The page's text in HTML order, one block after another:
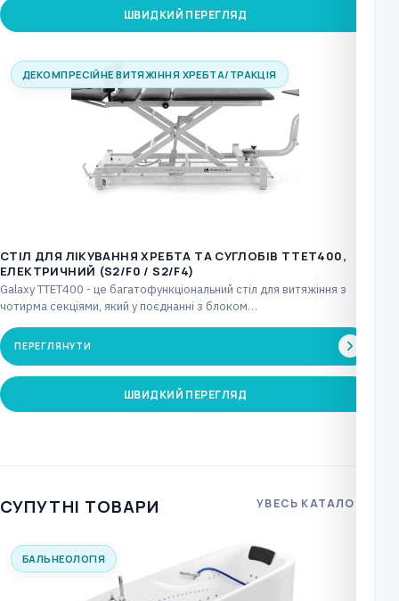
ШВИДКИЙ ПЕРЕГЛЯД
ДЕКОМПРЕСІЙНЕ ВИТЯЖІННЯ ХРЕБТА/ТРАКЦІЯ
CТІЛ ДЛЯ ЛІКУВАННЯ ХРЕБТА ТА СУГЛОБІВ TTET400,
ЕЛЕКТРИЧНИЙ (S2/F0 / S2/F4)
Galaxy TTET400 - це багатофункціональний стіл для витяжіння з
чотирма секціями, який у поєднанні з блоком…
ПЕРЕГЛЯНУТИ
ШВИДКИЙ ПЕРЕГЛЯД
СУПУТНІ ТОВАРИ УВЕСЬ КАТАЛОГ
БАЛЬНЕОЛОГІЯ